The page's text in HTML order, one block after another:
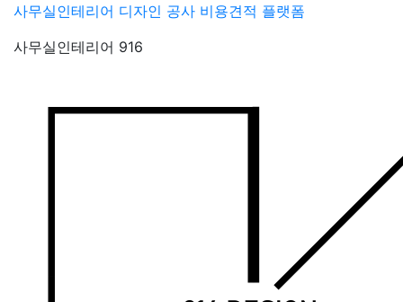
Skip
content
사무실인테리어 디자인 공사 비용견적 플랫폼
사무실인테리어 916